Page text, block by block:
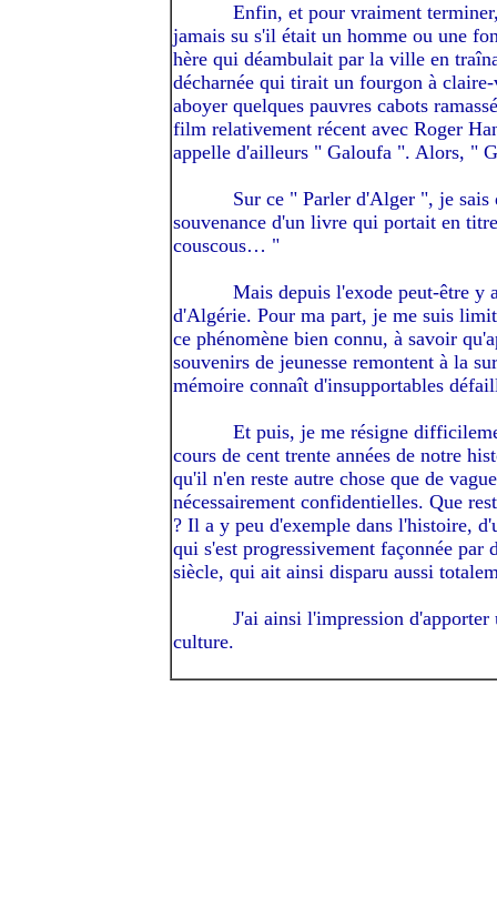
Enfin, et pour vraiment
jamais su s'il était un homme ou une
hère qui déambulait par la ville en
décharnée qui tirait un fourgon à
aboyer quelques pauvres cabots
film relativement récent avec Roger
appelle d'ailleurs " Galoufa ". Alors, "
Sur ce " Parler d'Alger ", je
souvenance d'un livre qui portait en
couscous… "
Mais depuis l'exode peut-être y
d'Algérie. Pour ma part, je me suis
ce phénomène bien connu, à savoir
souvenirs de jeunesse remontent à la
mémoire connaît d'insupportables
Et puis, je me résigne
cours de cent trente années de notre
qu'il n'en reste autre chose que de
nécessairement confidentielles. Que
? Il a y peu d'exemple dans l'histoire,
qui s'est progressivement façonnée par
siècle, qui ait ainsi disparu aussi
J'ai ainsi l'impression
culture.